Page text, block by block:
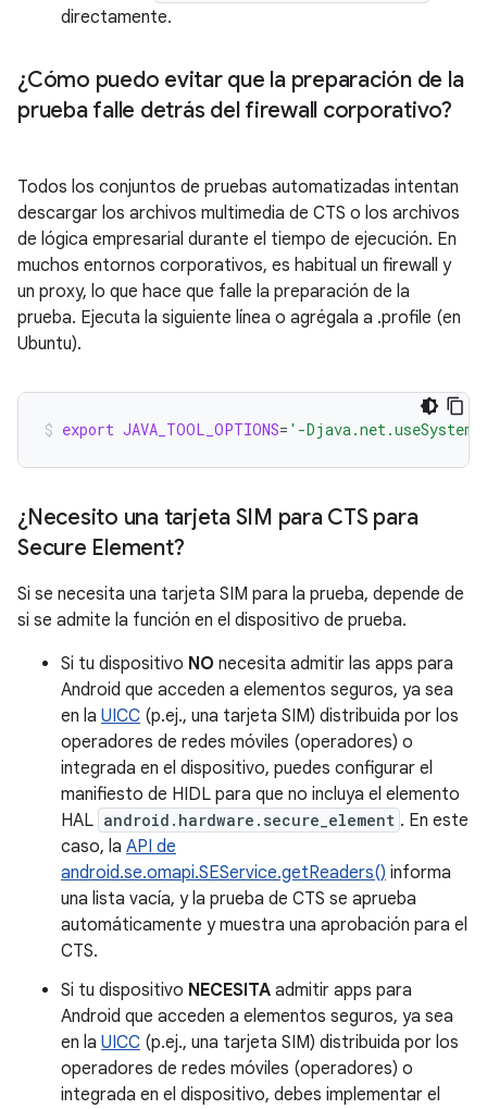
directamente.
¿Cómo puedo evitar que la preparación de la
prueba falle detrás del firewall corporativo?
Todos los conjuntos de pruebas automatizadas intentan
descargar los archivos multimedia de CTS o los archivos
de lógica empresarial durante el tiempo de ejecución. En
muchos entornos corporativos, es habitual un firewall y
un proxy, lo que hace que falle la preparación de la
prueba. Ejecuta la siguiente línea o agrégala a .profile (en
Ubuntu).
export JAVA_TOOL_OPTIONS= '-
¿Necesito una tarjeta SIM para CTS para
Secure Element?
Si se necesita una tarjeta SIM para la prueba, depende de
si se admite la función en el dispositivo de prueba.
Si tu dispositivo NO necesita admitir las apps para
Android que acceden a elementos seguros, ya sea
en la UICC (p.ej., una tarjeta SIM) distribuida por los
operadores de redes móviles (operadores) o
integrada en el dispositivo, puedes configurar el
manifiesto de HIDL para que no incluya el elemento
HAL android.hardware.secure_element . En este
caso, la API de
android.se.omapi.SEService.getReaders() informa
una lista vacía, y la prueba de CTS se aprueba
automáticamente y muestra una aprobación para el
CTS.
Si tu dispositivo NECESITA admitir apps para
Android que acceden a elementos seguros, ya sea
en la UICC (p.ej., una tarjeta SIM) distribuida por los
operadores de redes móviles (operadores) o
integrada en el dispositivo, debes implementar el